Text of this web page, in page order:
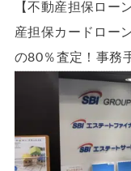
【不動産担保ロー
産担保カードロー
の80％査定！事務